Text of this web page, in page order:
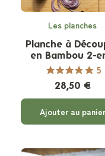
Les planches
Planche à
en Bambou 2-
réversible 5
28,50 €
Ajouter au panier